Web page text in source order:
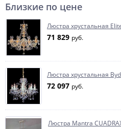
Близкие по цене
Люстра хрустальная
71 829 руб.
Люстра хрустальная
72 097 руб.
Люстра Mantra